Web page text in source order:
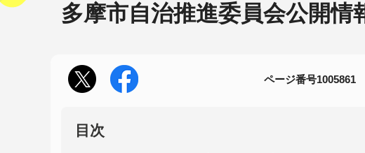
多摩市自治推進委員会公開情
ページ番号1005861
目次